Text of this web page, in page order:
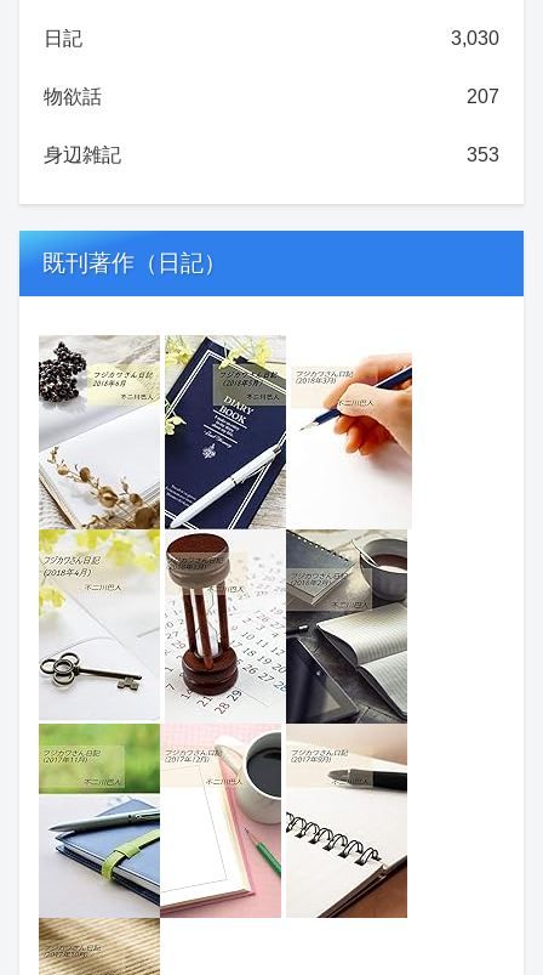
日記 3,030
物欲話 207
身辺雑記 353
既刊著作（日記）